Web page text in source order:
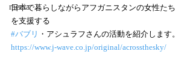
media
日本で暮らしながらアフガニスタンの女性たち
を支援する
#バブリ ・アシュラフさんの活動を紹介します。
https://www.j-wave.co.jp/original/acrossthesky/